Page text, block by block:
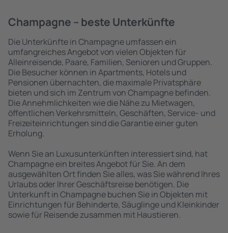
Champagne – beste Unterkünfte
Die Unterkünfte in Champagne umfassen ein
umfangreiches Angebot von vielen Objekten für
Alleinreisende, Paare, Familien, Senioren und Gruppen.
Die Besucher können in Apartments, Hotels und
Pensionen übernachten, die maximale Privatsphäre
bieten und sich im Zentrum von Champagne befinden.
Die Annehmlichkeiten wie die Nähe zu Mietwagen,
öffentlichen Verkehrsmitteln, Geschäften, Service- und
Freizeiteinrichtungen sind die Garantie einer guten
Erholung.
Wenn Sie an Luxusunterkünften interessiert sind, hat
Champagne ein breites Angebot für Sie. An dem
ausgewählten Ort finden Sie alles, was Sie während Ihres
Urlaubs oder Ihrer Geschäftsreise benötigen. Die
Unterkunft in Champagne buchen Sie in Objekten mit
Einrichtungen für Behinderte, Säuglinge und Kleinkinder
sowie für Reisende zusammen mit Haustieren.